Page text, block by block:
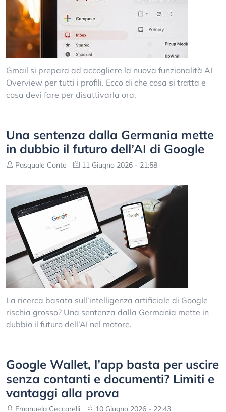
Gmail si prepara ad accogliere la nuova funzionalità AI
Overview per tutti i profili. Ecco di che cosa si tratta e
cosa devi fare per disattivarla ora.
Una sentenza dalla Germania mette
in dubbio il futuro dell’AI di Google
Pasquale Conte 11 Giugno 2026 - 21:58
La ricerca basata sull’intelligenza artificiale di Google
rischia grosso? Una sentenza dalla Germania mette in
dubbio il futuro dell’AI nel motore.
Google Wallet, l’app basta per uscire
senza contanti e documenti? Limiti e
vantaggi alla prova
Emanuela Ceccarelli 10 Giugno 2026 - 22:43